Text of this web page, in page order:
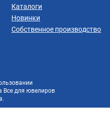
Каталоги
Новинки
Собственное производство
Все для ювелиров